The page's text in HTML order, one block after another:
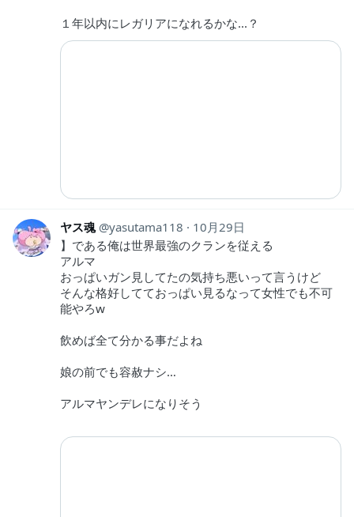
１年以内にレガリアになれるかな...？
ヤス魂 yasutama118
10月29日
】である俺は世界最強のクランを従える
アルマ
おっぱいガン見してたの気持ち悪いって言うけど
そんな格好してておっぱい見るなって女性でも不可
能やろw
飲めば全て分かる事だよね
娘の前でも容赦ナシ…
アルマヤンデレになりそう